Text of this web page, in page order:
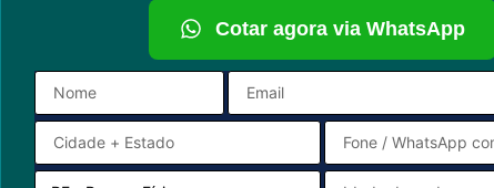
Cotar agora via WhatsApp